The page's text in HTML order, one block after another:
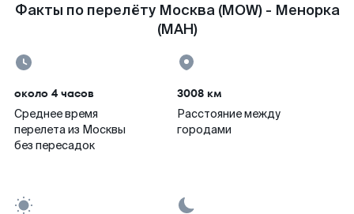
Факты по перелёту Москва (MOW) - Менорка
(MAH)
около 4 часов
Среднее время
перелета из Москвы
без пересадок
3008 км
Расстояние между
городами